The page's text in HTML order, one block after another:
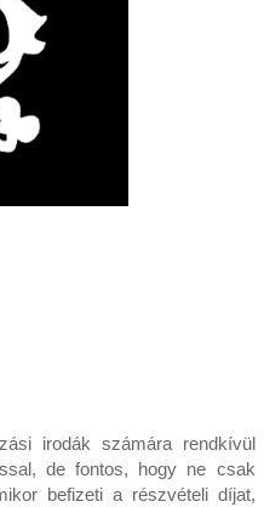
irodák számára rendkívül
de fontos, hogy ne csak
befizeti a részvételi díjat,